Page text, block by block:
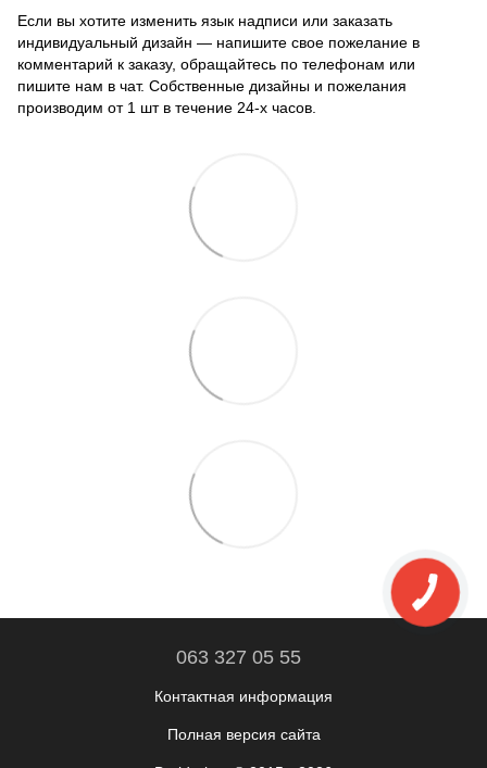
Если вы хотите изменить язык надписи или заказать
индивидуальный дизайн — напишите свое пожелание в
комментарий к заказу, обращайтесь по телефонам или
пишите нам в чат. Собственные дизайны и пожелания
производим от 1 шт в течение 24-х часов.
063 327 05 55
Контактная информация
Полная версия сайта